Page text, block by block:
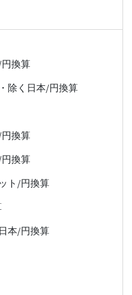
換算
除く日本/円換算
換算
換算
ト/円換算
本/円換算